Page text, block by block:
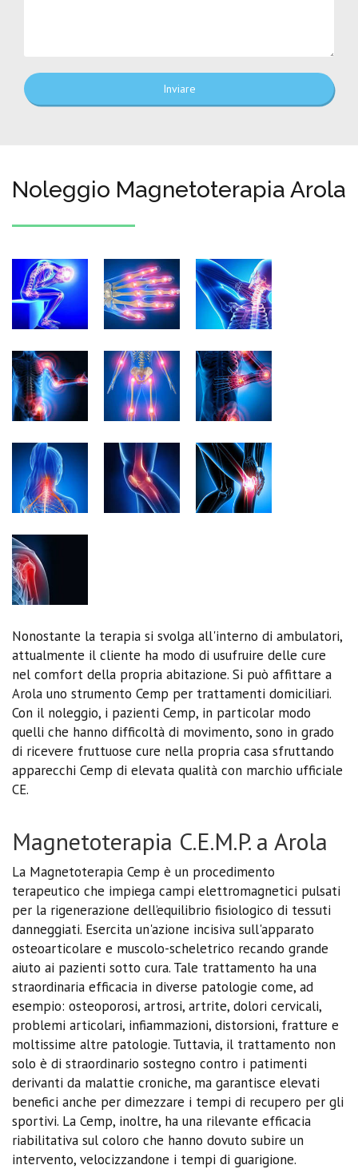
Inviare
Noleggio Magnetoterapia Arola
Nonostante la terapia si svolga all'interno di ambulatori,
attualmente il cliente ha modo di usufruire delle cure
nel comfort della propria abitazione. Si può affittare a
Arola uno strumento Cemp per trattamenti domiciliari.
Con il noleggio, i pazienti Cemp, in particolar modo
quelli che hanno difficoltà di movimento, sono in grado
di ricevere fruttuose cure nella propria casa sfruttando
apparecchi Cemp di elevata qualità con marchio ufficiale
CE.
Magnetoterapia C.E.M.P. a Arola
La Magnetoterapia Cemp è un procedimento
terapeutico che impiega campi elettromagnetici pulsati
per la rigenerazione dell’equilibrio fisiologico di tessuti
danneggiati. Esercita un'azione incisiva sull'apparato
osteoarticolare e muscolo-scheletrico recando grande
aiuto ai pazienti sotto cura. Tale trattamento ha una
straordinaria efficacia in diverse patologie come, ad
esempio: osteoporosi, artrosi, artrite, dolori cervicali,
problemi articolari, infiammazioni, distorsioni, fratture e
moltissime altre patologie. Tuttavia, il trattamento non
solo è di straordinario sostegno contro i patimenti
derivanti da malattie croniche, ma garantisce elevati
benefici anche per dimezzare i tempi di recupero per gli
sportivi. La Cemp, inoltre, ha una rilevante efficacia
riabilitativa sul coloro che hanno dovuto subire un
intervento, velocizzandone i tempi di guarigione.